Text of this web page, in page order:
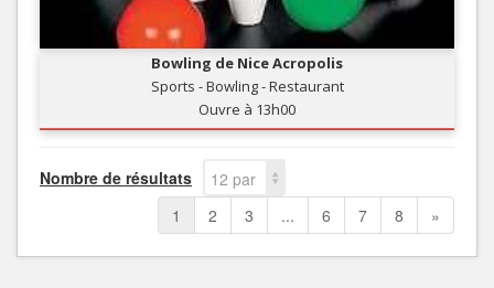
Bowling de Nice Acropolis
Sports - Bowling - Restaurant
Ouvre à 13h00
Nombre de résultats
12 par
page
1 2 3 ... 6 7 8 »